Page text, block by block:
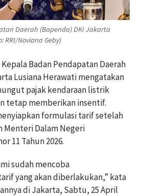
Daerah (Bapenda) DKI Jakarta
RRI/Noviana Geby)
Kepala Badan Pendapatan Daerah
Lusiana Herawati mengatakan
pajak kendaraan listrik
tetap memberikan insentif.
formulasi tarif setelah
Dalam Negeri
11 Tahun 2026.
sudah mencoba
yang akan diberlakukan,” kata
di Jakarta, Sabtu, 25 April